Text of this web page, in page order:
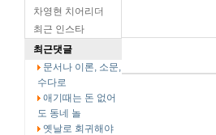
차영현 치어리더
최근 인스타
최근댓글
문서나 이론, 소문,
수다로
애기때는 돈 없어
도 동네 놀
옛날로 회귀해야